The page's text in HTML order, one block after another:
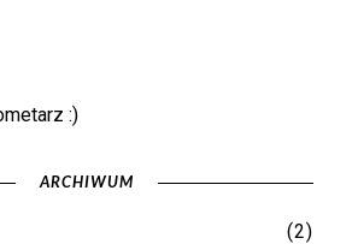
:)
ARCHIWUM
(2)